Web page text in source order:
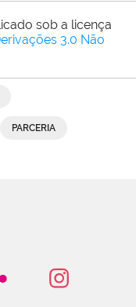
sob a licença
3.0 Não
PARCERIA